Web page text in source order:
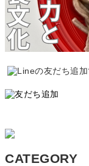
CATEGORY